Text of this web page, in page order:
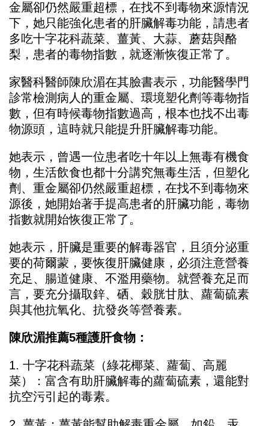
金屬卻仍然嚴重超標，在找不到毒物來源情況
下，她只能強化患者的肝臟解毒功能，請患者
多吃十字花科蔬菜、薑黃、大蒜、蘑菇與酪
梨，患者的毒物指數，就逐漸恢復正常了。
家醫科醫師陳欣湄在其臉書表示，功能醫學門
診常檢測病人的重金屬、環境塑化劑等毒物指
數，但有時候毒物指數過高，根本也找不出毒
物源頭，這時就只能提升肝臟解毒功能。
她表示，曾遇一位患者吃十年以上無毒有機食
物，生活飲食也都十分講究無毒生活，但塑化
劑、重金屬卻仍然嚴重超標，在找不到毒物來
源後，她開始著手提高患者的肝臟功能，毒物
指數就開始恢復正常了。
她表示，肝臟是重要的解毒器官，且須分泌重
要的荷爾蒙，要恢復肝臟健康，必須注意營養
充足、腸道健康、不濫用藥物。就營養充足而
言，要充分攝取鋅、硒、穀胱甘肽、蘿蔔硫素
與其他抗氧化、抗發炎等營養素。
陳欣湄推薦5種護肝食物：
1. 十字花科蔬菜（綠花椰菜、蘿蔔、高麗
菜）：富含有助肝臟解毒的蘿蔔硫素，還能對
抗空污引起的毒素。